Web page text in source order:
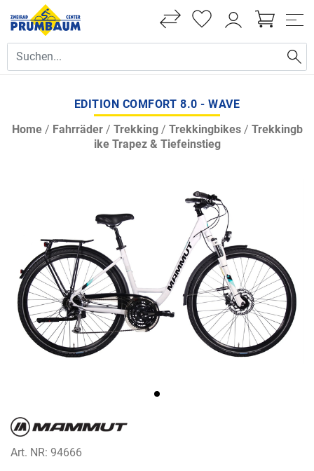
EDITION COMFORT 8.0 - WAVE
Home/ Fahrräder/ Trekking/ Trekkingbikes/ Trekkingb
ike Trapez & Tiefeinstieg
Art. NR: 94666